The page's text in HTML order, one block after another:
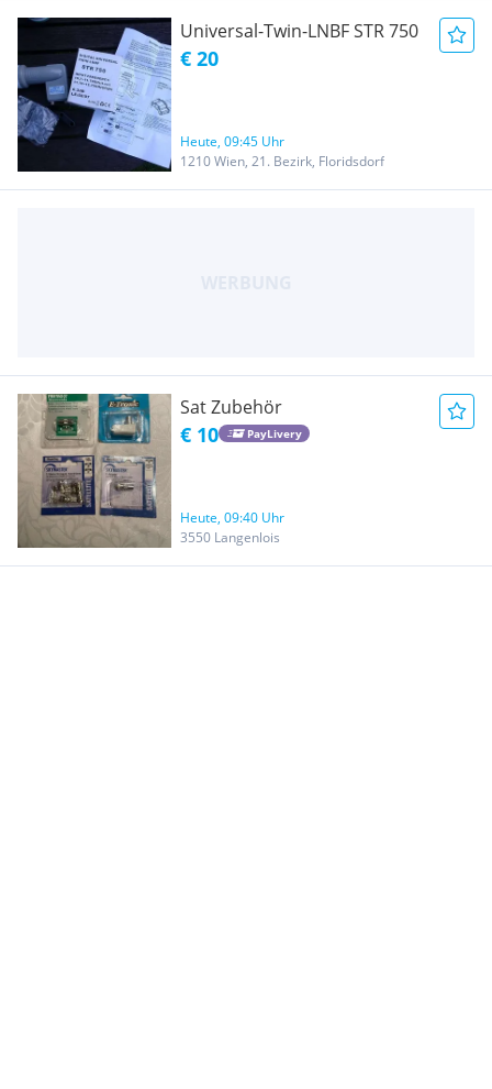
Universal-Twin-LNBF STR 750
€ 20
Heute, 09:45 Uhr
1210 Wien, 21. Bezirk, Floridsdorf
Sat Zubehör
€ 10 PayLivery
Heute, 09:40 Uhr
3550 Langenlois